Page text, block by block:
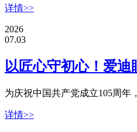
详情>>
2026
07.03
以匠心守初心！爱
为庆祝中国共产党成立105周
详情>>